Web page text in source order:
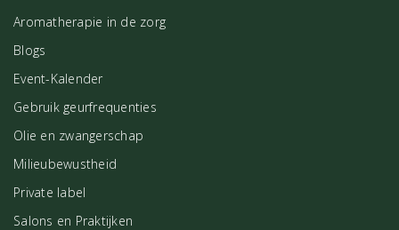
Aromatherapie in de zorg
Blogs
Event-Kalender
Gebruik geurfrequenties
Olie en zwangerschap
Milieubewustheid
Private label
Salons en Praktijken